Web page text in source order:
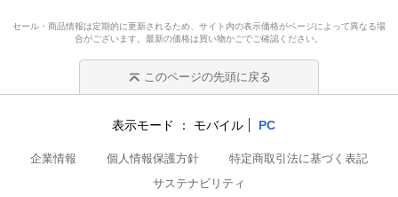
セール・商品情報は定期的に更新されるため、サイト内の表示価格がページによって異なる場
合がございます。最新の価格は買い物かごでご確認ください。
このページの先頭に戻る
表示モード モバイル PC
企業情報 個人情報保護方針
特定商取引法に基づく表記
サステナビリティ